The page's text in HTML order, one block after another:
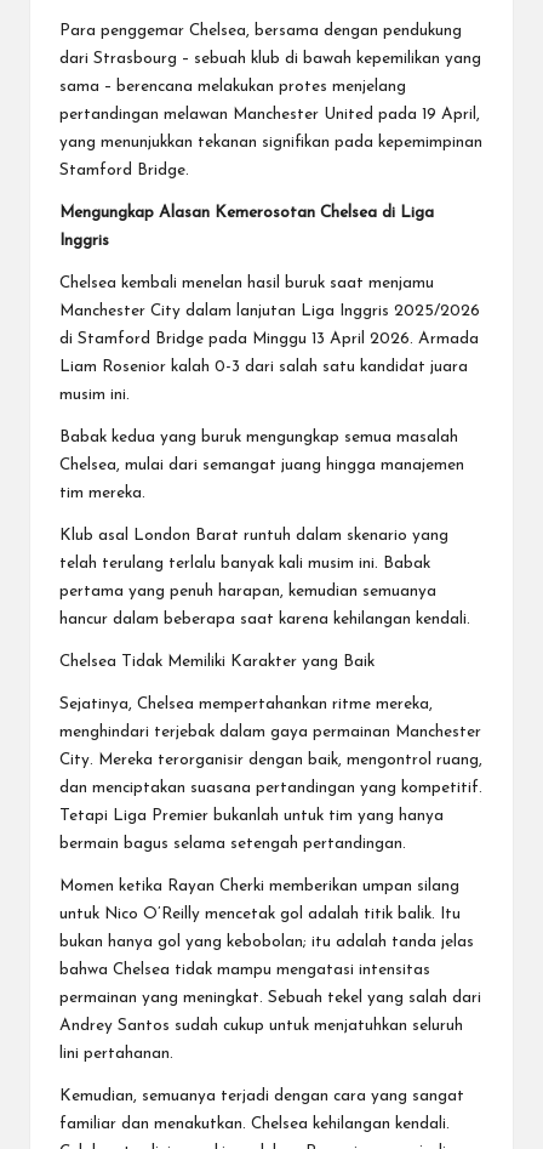
Para penggemar Chelsea, bersama dengan pendukung
dari Strasbourg – sebuah klub di bawah kepemilikan yang
sama – berencana melakukan protes menjelang
pertandingan melawan Manchester United pada 19 April,
yang menunjukkan tekanan signifikan pada kepemimpinan
Stamford Bridge.
Mengungkap Alasan Kemerosotan Chelsea di Liga
Inggris
Chelsea kembali menelan hasil buruk saat menjamu
Manchester City dalam lanjutan Liga Inggris 2025/2026
di Stamford Bridge pada Minggu 13 April 2026. Armada
Liam Rosenior kalah 0-3 dari salah satu kandidat juara
musim ini.
Babak kedua yang buruk mengungkap semua masalah
Chelsea, mulai dari semangat juang hingga manajemen
tim mereka.
Klub asal London Barat runtuh dalam skenario yang
telah terulang terlalu banyak kali musim ini. Babak
pertama yang penuh harapan, kemudian semuanya
hancur dalam beberapa saat karena kehilangan kendali.
Chelsea Tidak Memiliki Karakter yang Baik
Sejatinya, Chelsea mempertahankan ritme mereka,
menghindari terjebak dalam gaya permainan Manchester
City. Mereka terorganisir dengan baik, mengontrol ruang,
dan menciptakan suasana pertandingan yang kompetitif.
Tetapi Liga Premier bukanlah untuk tim yang hanya
bermain bagus selama setengah pertandingan.
Momen ketika Rayan Cherki memberikan umpan silang
untuk Nico O’Reilly mencetak gol adalah titik balik. Itu
bukan hanya gol yang kebobolan; itu adalah tanda jelas
bahwa Chelsea tidak mampu mengatasi intensitas
permainan yang meningkat. Sebuah tekel yang salah dari
Andrey Santos sudah cukup untuk menjatuhkan seluruh
lini pertahanan.
Kemudian, semuanya terjadi dengan cara yang sangat
familiar dan menakutkan. Chelsea kehilangan kendali.